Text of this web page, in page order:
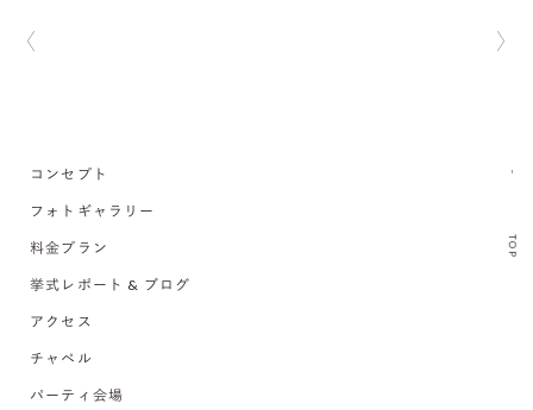
TOP
コンセプト
フォトギャラリー
料金プラン
挙式レポート & ブログ
アクセス
チャペル
パーティ会場